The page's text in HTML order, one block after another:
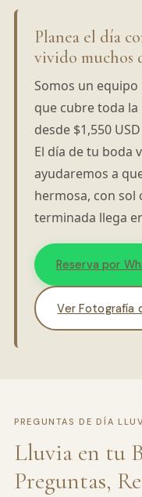
Planea el día
vivido muchos
Somos un equipo
que cubre toda la
desde $1,550
El día de tu boda
ayudaremos a
hermosa, con sol
terminada llega
Reserva por
Ver Fotografía
PREGUNTAS DE DÍA
Lluvia en tu
Preguntas,